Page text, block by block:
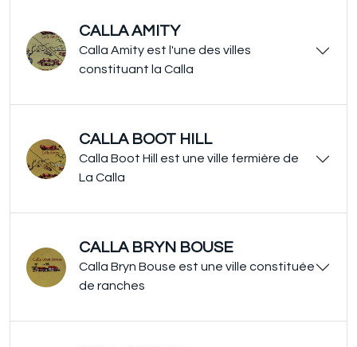
CALLA AMITY
Calla Amity est l'une des villes
constituant la Calla
CALLA BOOT HILL
Calla Boot Hill est une ville fermière de
La Calla
CALLA BRYN BOUSE
Calla Bryn Bouse est une ville constituée
de ranches